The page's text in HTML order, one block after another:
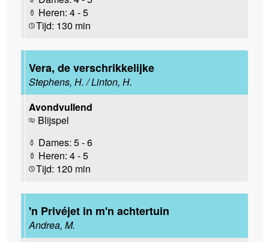
Heren: 4 - 5
Tijd: 130 min
Vera, de verschrikkelijke
Stephens, H. / Linton, H.
Avondvullend
Blijspel
Dames: 5 - 6
Heren: 4 - 5
Tijd: 120 min
'n Privéjet in m'n achtertuin
Andrea, M.